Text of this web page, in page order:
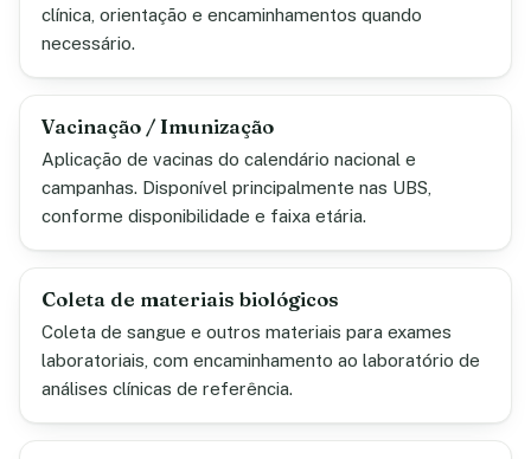
clínica, orientação e encaminhamentos quando
necessário.
Vacinação / Imunização
Aplicação de vacinas do calendário nacional e
campanhas. Disponível principalmente nas UBS,
conforme disponibilidade e faixa etária.
Coleta de materiais biológicos
Coleta de sangue e outros materiais para exames
laboratoriais, com encaminhamento ao laboratório de
análises clínicas de referência.